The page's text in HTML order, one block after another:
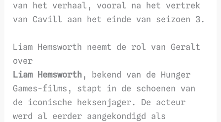
van het verhaal, vooral na het vertrek
van Cavill aan het einde van seizoen 3.
Liam Hemsworth neemt de rol van Geralt
over
Liam Hemsworth , bekend van de Hunger
Games-films, stapt in de schoenen van
de iconische heksenjager. De acteur
werd al eerder aangekondigd als